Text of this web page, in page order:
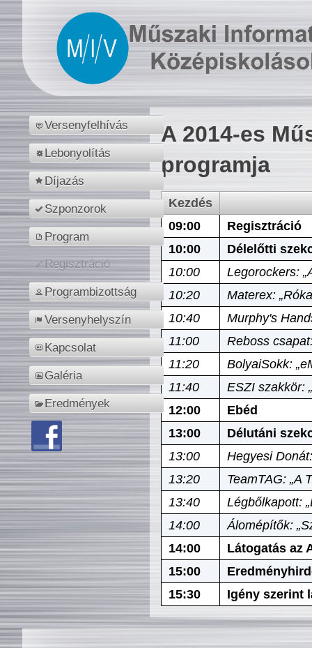
Versenyfelhívás
Lebonyolítás
Díjazás
Szponzorok
Program
Regisztráció
Programbizottság
Versenyhelyszín
Kapcsolat
Galéria
Eredmények
A 2014-es
programja
Kezdés
09:00
Regisztráció
10:00
Délelőtti
10:00
Legorockers:
10:20
Materex:
10:40
Murphy's
11:00
Reboss
11:20
BolyaiSokk:
11:40
ESZI szakkör:
12:00
Ebéd
13:00
Délutáni
13:00
Hegyesi
13:20
TeamTAG: „A
13:40
Légbőlkapott:
14:00
Álomépítők:
14:00
Látogatás az
15:00
15:30
Igény szerint